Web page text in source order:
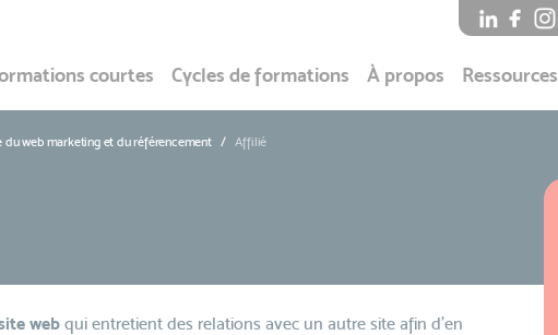
courtes Cycles de formations À propos Ressources
du web marketing et du référencement Affilié
web qui entretient des relations avec un autre site afin d'en